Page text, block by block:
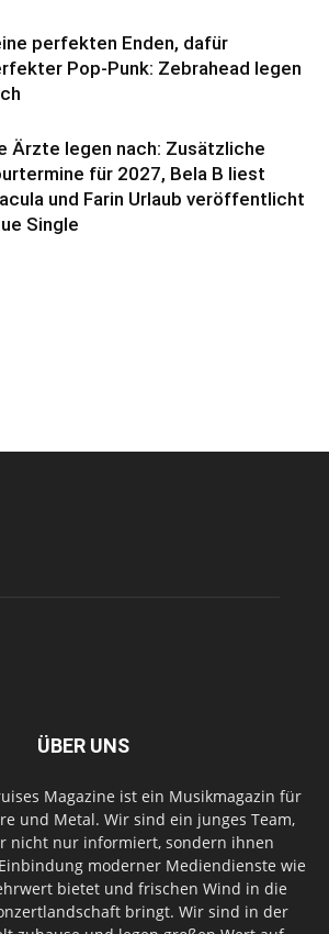
perfekten Enden, dafür
Pop-Punk: Zebrahead legen
Ärzte legen nach: Zusätzliche
für 2027, Bela B liest
und Farin Urlaub veröffentlicht
Single
ÜBER UNS
Magazine ist ein Musikmagazin für
und Metal. Wir sind ein junges Team,
nicht nur informiert, sondern ihnen
moderner Mediendienste wie
bietet und frischen Wind in die
bringt. Wir sind in der